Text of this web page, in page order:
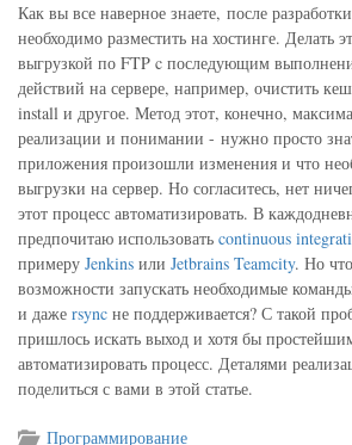
Как вы все наверное знаете, после
необходимо разместить на хостинге. Делать
выгрузкой по FTP c последующим
действий на сервере, например, очистить
install и другое. Метод этот, конечно,
реализации и понимании - нужно просто
приложения произошли изменения и что
выгрузки на сервер. Но согласитесь, нет
этот процесс автоматизировать. В
предпочитаю использовать continuous
примеру Jenkins или Jetbrains Teamcity. Но
возможности запускать необходимые
и даже rsync не поддерживается? С такой
пришлось искать выход и хотя бы
автоматизировать процесс. Деталями
поделиться с вами в этой статье.
Программирование